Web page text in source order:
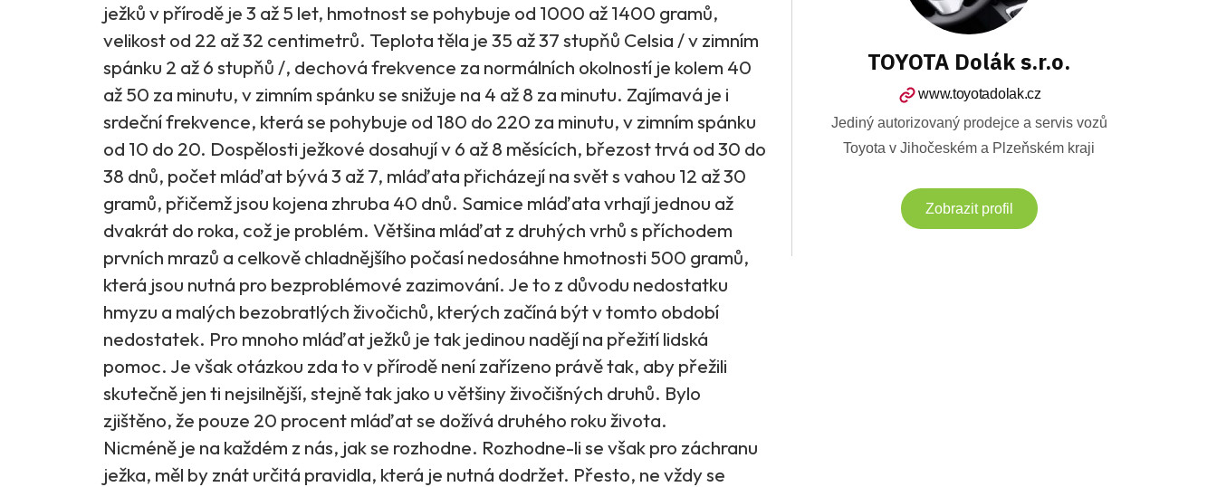
ježků v přírodě je 3 až 5 let, hmotnost se pohybuje od 1000 až 1400 gramů,
velikost od 22 až 32 centimetrů. Teplota těla je 35 až 37 stupňů Celsia / v zimním
spánku 2 až 6 stupňů /, dechová frekvence za normálních okolností je kolem 40
až 50 za minutu, v zimním spánku se snižuje na 4 až 8 za minutu. Zajímavá je i
srdeční frekvence, která se pohybuje od 180 do 220 za minutu, v zimním spánku
od 10 do 20. Dospělosti ježkové dosahují v 6 až 8 měsících, březost trvá od 30 do
38 dnů, počet mláďat bývá 3 až 7, mláďata přicházejí na svět s vahou 12 až 30
gramů, přičemž jsou kojena zhruba 40 dnů. Samice mláďata vrhají jednou až
dvakrát do roka, což je problém. Většina mláďat z druhých vrhů s příchodem
prvních mrazů a celkově chladnějšího počasí nedosáhne hmotnosti 500 gramů,
která jsou nutná pro bezproblémové zazimování. Je to z důvodu nedostatku
hmyzu a malých bezobratlých živočichů, kterých začíná být v tomto období
nedostatek. Pro mnoho mláďat ježků je tak jedinou nadějí na přežití lidská
pomoc. Je však otázkou zda to v přírodě není zařízeno právě tak, aby přežili
skutečně jen ti nejsilnější, stejně tak jako u většiny živočišných druhů. Bylo
zjištěno, že pouze 20 procent mláďat se dožívá druhého roku života.
Nicméně je na každém z nás, jak se rozhodne. Rozhodne-li se však pro záchranu
ježka, měl by znát určitá pravidla, která je nutná dodržet. Přesto, ne vždy se
TOYOTA Dolák s.r.o.
www.toyotadolak.cz
Jediný autorizovaný prodejce a servis vozů
Toyota v Jihočeském a Plzeňském kraji
Zobrazit profil